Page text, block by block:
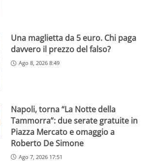
Una maglietta da 5 euro. Chi paga
davvero il prezzo del falso?
Ago 8, 2026 8:49
Napoli, torna “La Notte della
Tammorra”: due serate gratuite in
Piazza Mercato e omaggio a
Roberto De Simone
Ago 7, 2026 17:51